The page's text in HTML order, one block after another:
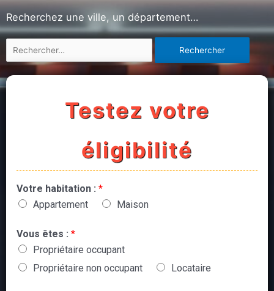
Recherchez une ville, un département…
Testez votre
éligibilité
Votre habitation : *
Appartement
Maison
Vous êtes : *
Propriétaire occupant
Propriétaire non occupant
Locataire